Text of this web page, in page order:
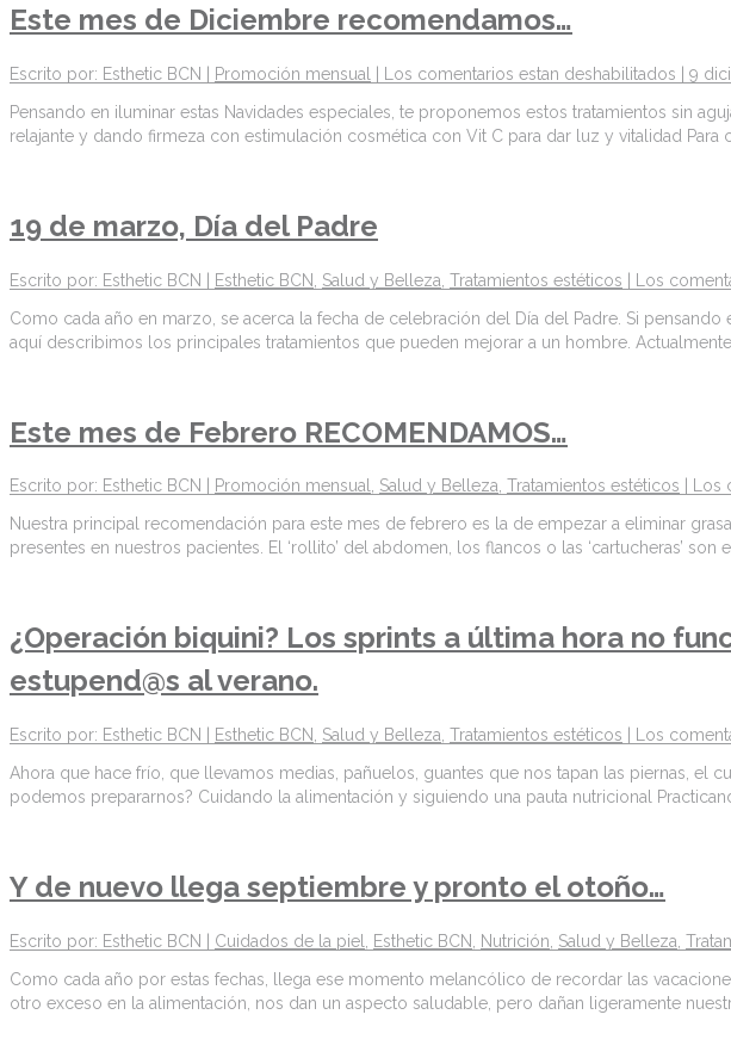
Este mes de Diciembre recomendamos…
Escrito por: Esthetic BCN | Promoción mensual Los comentarios estan deshabilitados | 9
Pensando en iluminar estas Navidades especiales, te proponemos estos tratamientos sin
relajante y dando firmeza con estimulación cosmética con Vit C para dar luz y vitalidad Para
19 de marzo, Día del Padre
Escrito por: Esthetic BCN | Esthetic BCN Salud y Belleza Tratamientos estéticos Los
Como cada año en marzo, se acerca la fecha de celebración del Día del Padre. Si
aquí describimos los principales tratamientos que pueden mejorar a un hombre.
Este mes de Febrero RECOMENDAMOS…
Escrito por: Esthetic BCN | Promoción mensual, Salud y Belleza, Tratamientos estéticos Los
Nuestra principal recomendación para este mes de febrero es la de empezar a eliminar
presentes en nuestros pacientes. El ‘rollito’ del abdomen, los flancos o las ‘cartucheras’
¿Operación biquini? Los sprints a última hora no
estupend@s al verano.
Escrito por: Esthetic BCN | Esthetic BCN, Salud y Belleza, Tratamientos estéticos Los
Ahora que hace frío, que llevamos medias, pañuelos, guantes que nos tapan las piernas,
podemos prepararnos? Cuidando la alimentación y siguiendo una pauta nutricional
Y de nuevo llega septiembre y pronto el otoño…
Escrito por: Esthetic BCN | Cuidados de la piel Esthetic BCN Nutrición Salud y Belleza
Como cada año por estas fechas, llega ese momento melancólico de recordar las
otro exceso en la alimentación, nos dan un aspecto saludable, pero dañan ligeramente